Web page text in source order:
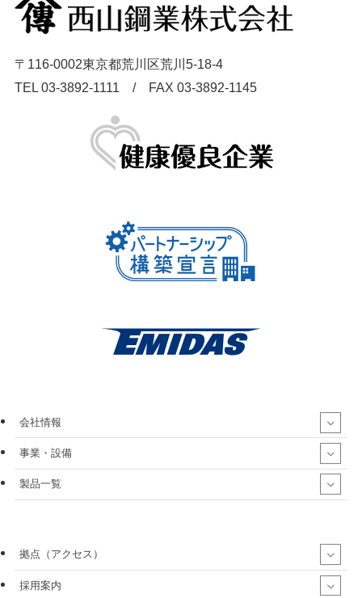
〒116-0002東京都荒川区荒川5-18-4
TEL 03-3892-1111 / FAX 03-3892-1145
会社情報
事業・設備
製品一覧
拠点（アクセス）
採用案内